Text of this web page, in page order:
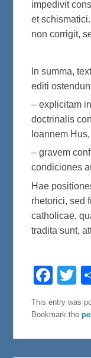
impedivit
et
non corrigit,
In summa,
editi
– explicitam
doctrinalis
Ioannem Hus,
– gravem
condiciones
Hae
rhetorici, sed
catholicae,
tradita sunt,
F
e
b
o
k
T
t
t
e
This entry was
Bookmark the